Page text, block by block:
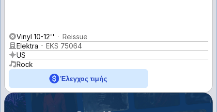
Vinyl 10-12''
Reissue
Elektra
EKS 75064
US
Rock
Έλεγχος τιμής